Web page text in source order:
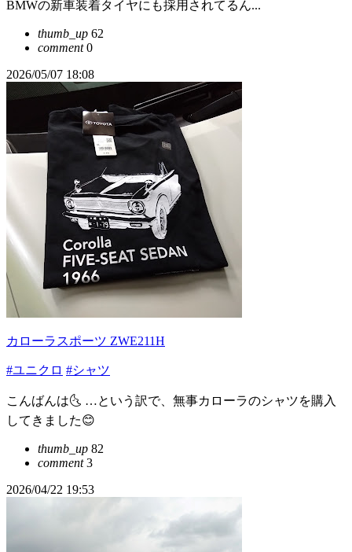
BMWの新車装着タイヤにも採用されてるん...
thumb_up 62
comment0
2026/05/07 18:08
カローラスポーツ ZWE211H
#ユニクロ #シャツ
こんばんは🌜 …という訳で、無事カローラのシャツを購入
してきました😊
thumb_up 82
comment3
2026/04/22 19:53